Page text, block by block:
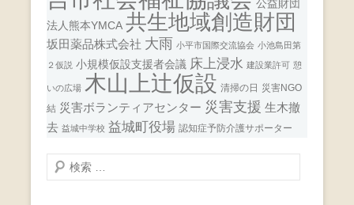
公益財団
法人熊本YMCA 共生地域創造財団
坂田薬品株式会社 大雨 小平市国際交流協会 小池島田第
２仮説 小規模仮設支援者会議 床上浸水 建設業許可 憩
いの広場 木山上辻仮設 清掃の日 災害NGO
結 災害ボランティアセンター 災害支援 生木撤
去 益城中学校 益城町役場 認知症予防介護サポーター
検
索